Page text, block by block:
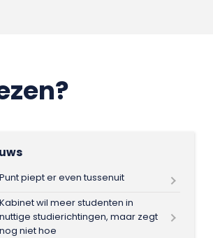
Punt piept er even tussenuit
Kabinet wil meer studenten in
nuttige studierichtingen, maar zegt
nog niet hoe